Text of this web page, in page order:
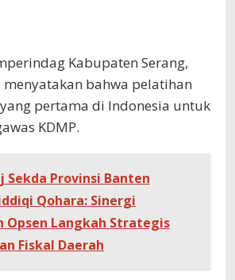
Kabupaten Serang,
menyatakan bahwa pelatihan
pertama di Indonesia untuk
KDMP.
Sekda Provinsi Banten
Qohara: Sinergi
Opsen Langkah Strategis
Fiskal Daerah